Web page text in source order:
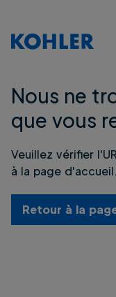
Nous ne
que vous
Veuillez vérifier
à la page d'accueil.
Retour à la